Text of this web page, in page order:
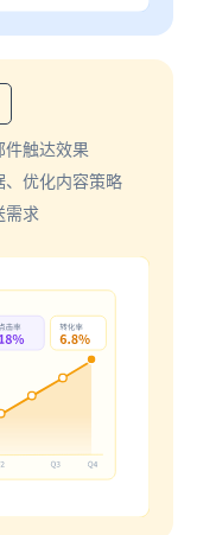
件触达效果
、优化内容策略
需求